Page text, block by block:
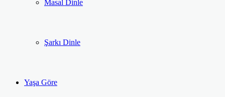
Masal Dinle
Şarkı Dinle
Yaşa Göre